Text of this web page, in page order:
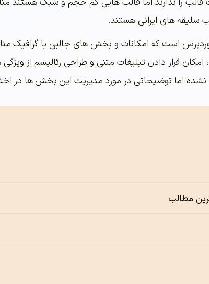
سلیقه های ایرانی هستند.
وردپرس است که امکانات و بخش های جالبی با گرافیک
امکان قرار دادن تبلیغات متنی و طراحی رئالیسم از
اما توضیحاتی در مورد مدیریت این بخش ها در
مطالب